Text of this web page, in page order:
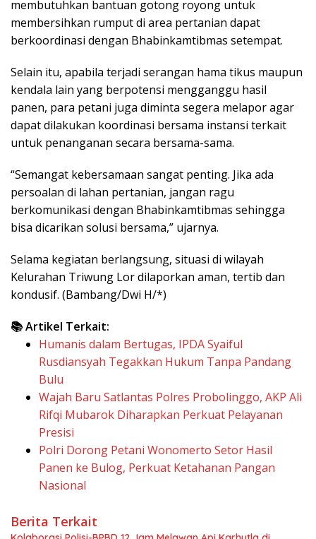
membutuhkan bantuan gotong royong untuk
membersihkan rumput di area pertanian dapat
berkoordinasi dengan Bhabinkamtibmas setempat.
Selain itu, apabila terjadi serangan hama tikus maupun
kendala lain yang berpotensi mengganggu hasil
panen, para petani juga diminta segera melapor agar
dapat dilakukan koordinasi bersama instansi terkait
untuk penanganan secara bersama-sama.
“Semangat kebersamaan sangat penting. Jika ada
persoalan di lahan pertanian, jangan ragu
berkomunikasi dengan Bhabinkamtibmas sehingga
bisa dicarikan solusi bersama,” ujarnya.
Selama kegiatan berlangsung, situasi di wilayah
Kelurahan Triwung Lor dilaporkan aman, tertib dan
kondusif. (Bambang/Dwi H/*)
📚 Artikel Terkait:
Humanis dalam Bertugas, IPDA Syaiful
Rusdiansyah Tegakkan Hukum Tanpa Pandang
Bulu
Wajah Baru Satlantas Polres Probolinggo, AKP Ali
Rifqi Mubarok Diharapkan Perkuat Pelayanan
Presisi
Polri Dorong Petani Wonomerto Setor Hasil
Panen ke Bulog, Perkuat Ketahanan Pangan
Nasional
Berita Terkait